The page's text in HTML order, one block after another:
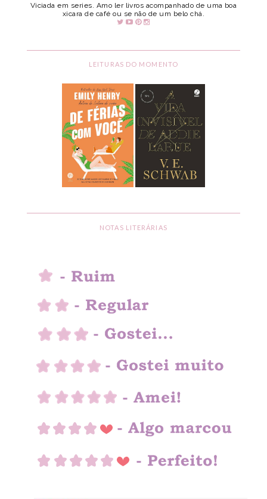
Viciada em series. Amo ler livros acompanhado de uma boa
xicara de café ou se não de um belo chá.
LEITURAS DO MOMENTO
NOTAS LITERÁRIAS